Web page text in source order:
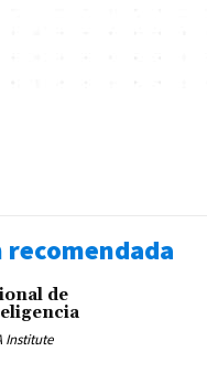
recomendada
de
Institute